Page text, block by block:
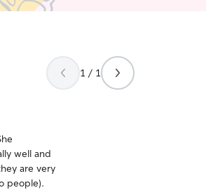
1 / 1
well and
are very
people).